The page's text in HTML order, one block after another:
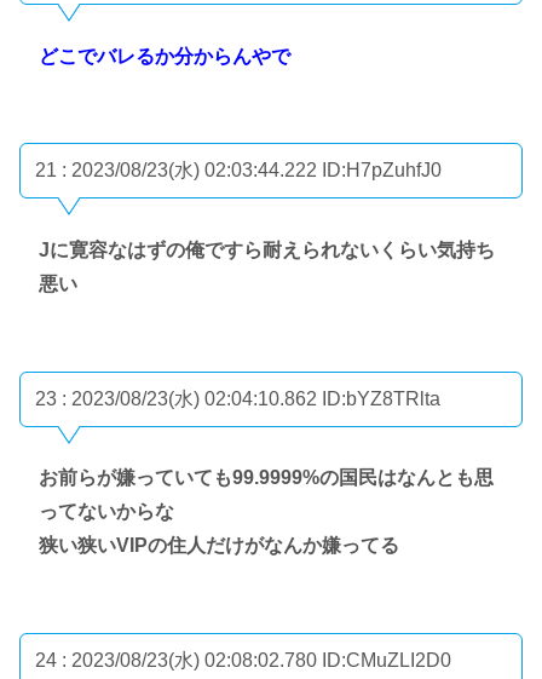
どこでバレるか分からんやで
21 : 2023/08/23(水) 02:03:44.222 ID:H7pZuhfJ0
Jに寛容なはずの俺ですら耐えられないくらい気持ち
悪い
23 : 2023/08/23(水) 02:04:10.862 ID:bYZ8TRlta
お前らが嫌っていても99.9999%の国民はなんとも思
ってないからな
狭い狭いVIPの住人だけがなんか嫌ってる
24 : 2023/08/23(水) 02:08:02.780 ID:CMuZLI2D0